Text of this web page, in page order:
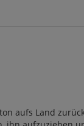
aufs Land